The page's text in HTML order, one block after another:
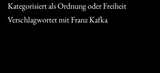
Kategorisiert alsOrdnung oder Freiheit
Verschlagwortet mitFranz Kafka